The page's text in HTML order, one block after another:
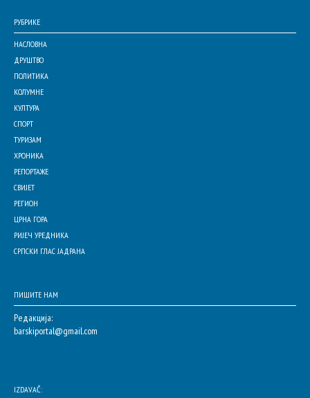
РУБРИКЕ
НАСЛОВНА
ДРУШТВО
ПОЛИТИКА
КОЛУМНЕ
КУЛТУРА
СПОРТ
ТУРИЗАМ
ХРОНИКА
РЕПОРТАЖЕ
СВИЈЕТ
РЕГИОН
ЦРНА ГОРА
РИЈЕЧ УРЕДНИКА
СРПСКИ ГЛАС ЈАДРАНА
ПИШИТЕ НАМ
Редакција:
barskiportal@gmail.com
IZDAVAČ: